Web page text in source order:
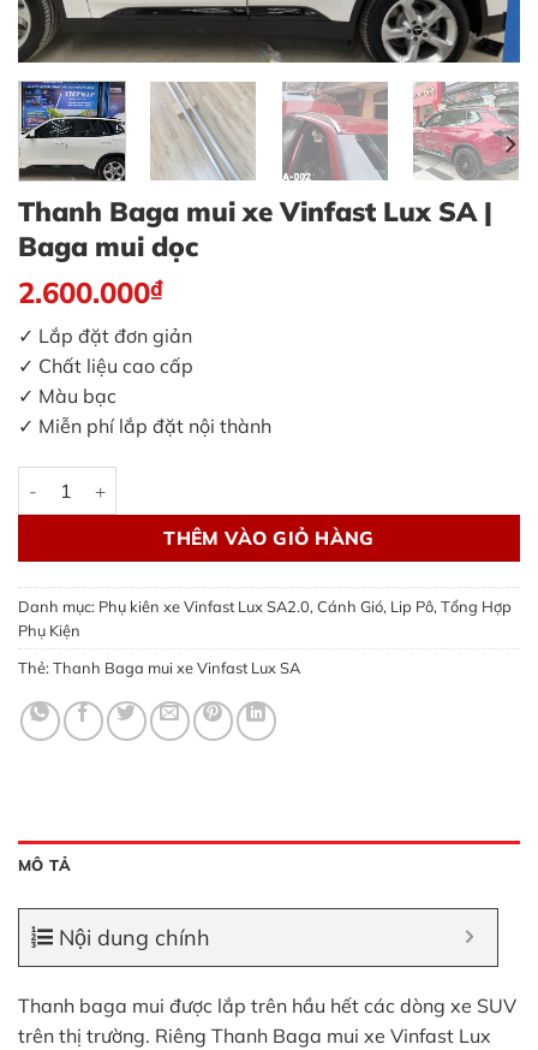
Thanh Baga mui xe Vinfast Lux SA |
Baga mui dọc
2.600.000₫
✓ Lắp đặt đơn giản
✓ Chất liệu cao cấp
✓ Màu bạc
✓ Miễn phí lắp đặt nội thành
Thanh Baga mui xe Vinfast Lux SA | Baga mui dọc số lượng
THÊM VÀO GIỎ HÀNG
Danh mục: Phụ kiên xe Vinfast Lux SA2.0, Cánh Gió, Lip Pô, Tổng Hợp
Phụ Kiện
Thẻ: Thanh Baga mui xe Vinfast Lux SA
MÔ TẢ
Nội dung chính
Thanh baga mui được lắp trên hầu hết các dòng xe SUV
trên thị trường. Riêng Thanh Baga mui xe Vinfast Lux